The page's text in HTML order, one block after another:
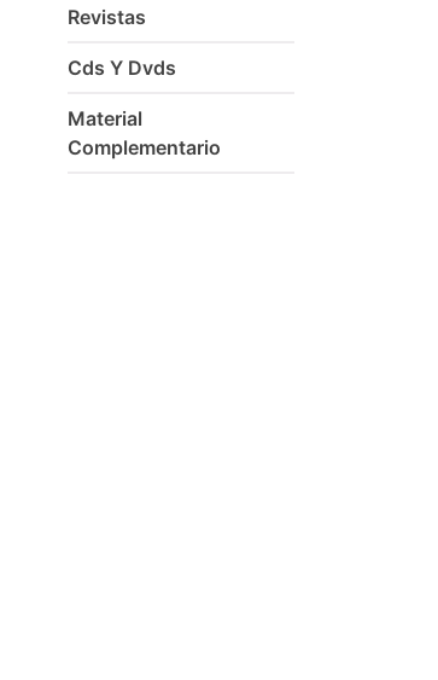
Revistas
Cds Y Dvds
Material
Complementario